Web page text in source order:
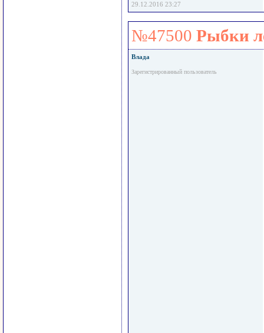
29.12.2016 23:27
№47500 Рыбки
Влада
Зарегистрированный пользователь